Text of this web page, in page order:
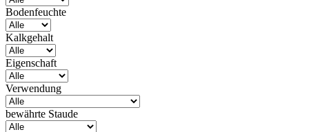
Bodenfeuchte
Kalkgehalt
Eigenschaft
Verwendung
bewährte Staude